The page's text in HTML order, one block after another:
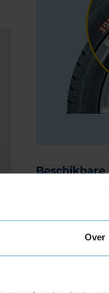
Over
Laufenn X
245/65R17 107T